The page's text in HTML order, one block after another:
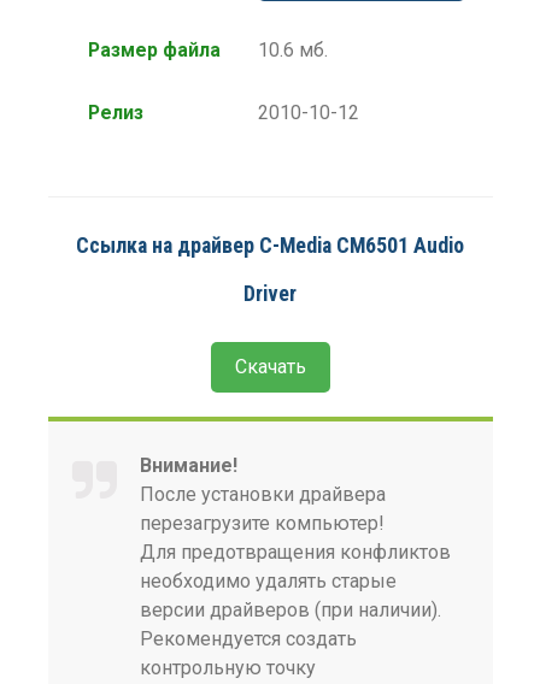
Размер файла 10.6 мб.
Релиз 2010-10-12
Ссылка на драйвер C-Media CM6501 Audio
Driver
Скачать
Внимание!
После установки драйвера
перезагрузите компьютер!
Для предотвращения конфликтов
необходимо удалять старые
версии драйверов (при наличии).
Рекомендуется создать
контрольную точку